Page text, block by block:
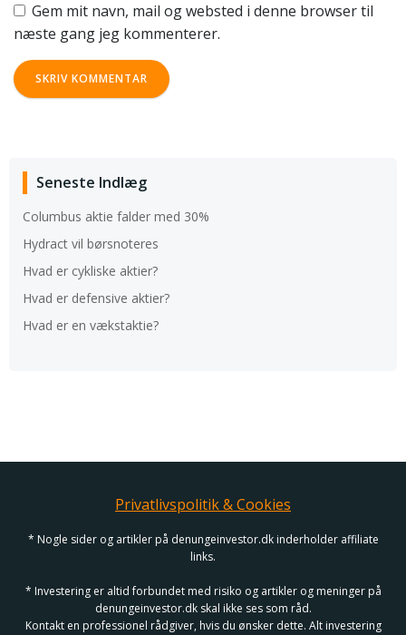
Gem mit navn, mail og websted i denne browser til
næste gang jeg kommenterer.
Seneste Indlæg
Columbus aktie falder med 30%
Hydract vil børsnoteres
Hvad er cykliske aktier?
Hvad er defensive aktier?
Hvad er en vækstaktie?
Privatlivspolitik & Cookies
* Nogle sider og artikler på denungeinvestor.dk inderholder affiliate
links.
* Investering er altid forbundet med risiko og artikler og meninger på
denungeinvestor.dk skal ikke ses som råd.
Kontakt en professionel rådgiver, hvis du ønsker dette. Alt investering